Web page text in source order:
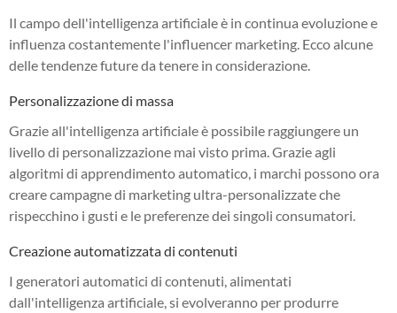
Il campo dell'intelligenza artificiale è in continua evoluzione e
influenza costantemente l'influencer marketing. Ecco alcune
delle tendenze future da tenere in considerazione.
Personalizzazione di massa
Grazie all'intelligenza artificiale è possibile raggiungere un
livello di personalizzazione mai visto prima. Grazie agli
algoritmi di apprendimento automatico, i marchi possono ora
creare campagne di marketing ultra-personalizzate che
rispecchino i gusti e le preferenze dei singoli consumatori.
Creazione automatizzata di contenuti
I generatori automatici di contenuti, alimentati
dall'intelligenza artificiale, si evolveranno per produrre